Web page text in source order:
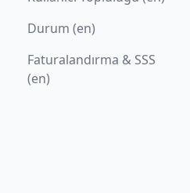
Durum (en)
Faturalandırma & SSS
(en)